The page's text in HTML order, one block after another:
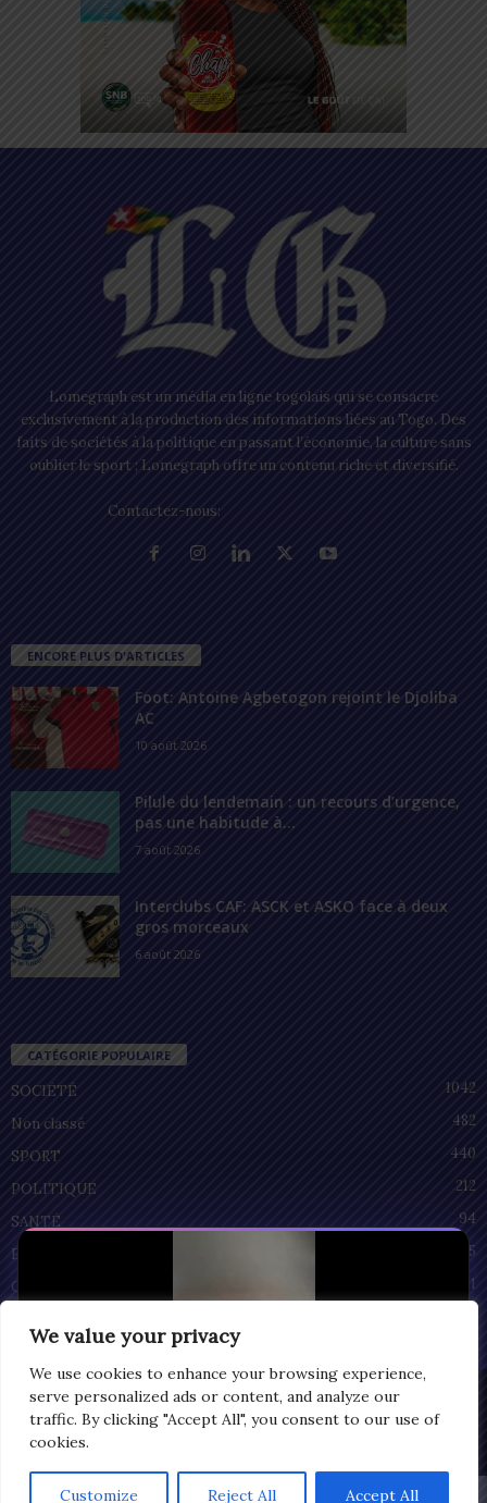
We value your privacy
We use cookies to enhance your browsing experience,
serve personalized ads or content, and analyze our
traffic. By clicking "Accept All", you consent to our use of
cookies.
Customize Reject All Accept All
Lomegraph est un média en ligne togolais qui se consacre
exclusivement à la production des informations liées au Togo. Des
faits de sociétés à la politique en passant l’économie, la culture sans
oublier le sport ; Lomegraph offre un contenu riche et diversifié.
Contactez-nous:
ENCORE PLUS D'ARTICLES
Foot: Antoine Agbetogon rejoint le Djoliba
AC
10 août 2026
Pilule du lendemain : un recours d’urgence,
pas une habitude à...
7 août 2026
Interclubs CAF: ASCK et ASKO face à deux
gros morceaux
6 août 2026
CATÉGORIE POPULAIRE
SOCIÉTÉ
1042
Non classé
482
SPORT
440
POLITIQUE
212
SANTÉ
94
ECONOMIE
55
CULTURE
51
Privacy
© Copyright 2025 | LOMEGRAPH